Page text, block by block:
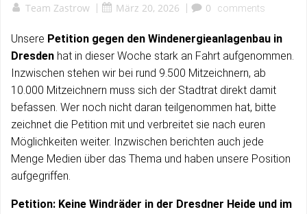
Team Zastrow | März 20, 2026 | 0 comments
Unsere Petition gegen den Windenergieanlagenbau in
Dresden hat in dieser Woche stark an Fahrt aufgenommen.
Inzwischen stehen wir bei rund 9.500 Mitzeichnern, ab
10.000 Mitzeichnern muss sich der Stadtrat direkt damit
befassen. Wer noch nicht daran teilgenommen hat, bitte
zeichnet die Petition mit und verbreitet sie nach euren
Möglichkeiten weiter. Inzwischen berichten auch jede
Menge Medien über das Thema und haben unsere Position
aufgegriffen.
Petition: Keine Windräder in der Dresdner Heide und im